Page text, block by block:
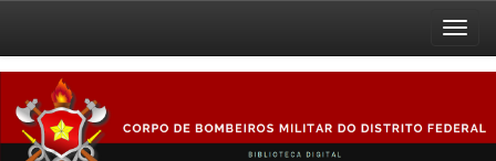
navigation